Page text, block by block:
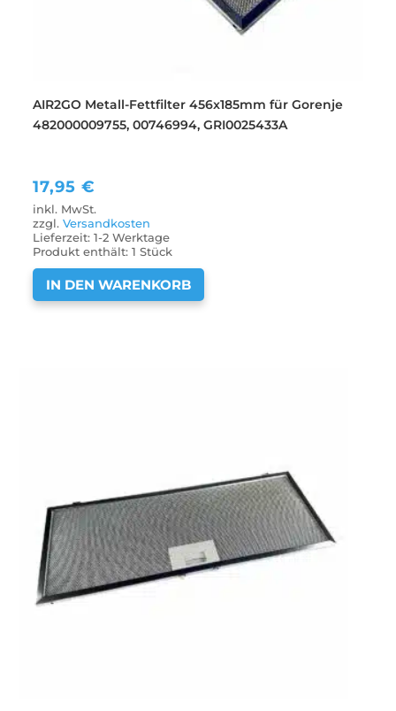
AIR2GO Metall-Fettfilter 456x185mm für Gorenje
482000009755, 00746994, GRI0025433A
17,95€
inkl. MwSt.
zzgl.Versandkosten
Lieferzeit:1-2 Werktage
Produkt enthält: 1Stück
IN DEN WARENKORB